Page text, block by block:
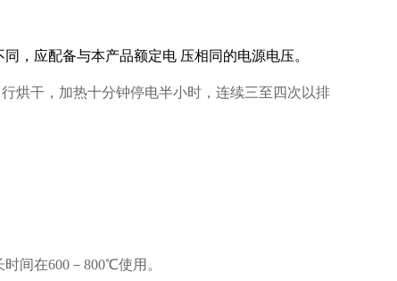
，应配备与本产品额定电 压相同的电源电压。
烘干，加热十分钟停电半小时，连续三至四次以排
间在600－800℃使用。